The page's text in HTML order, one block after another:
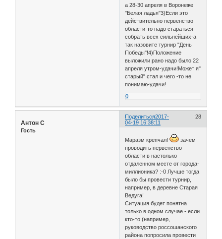
а 28-30 апреля в Воронеже
"Белая ладья"3)Если это
действительно первенство
области-то надо стараться
собрать всех сильнейших-а
так назовите турнир "День
Победы"!4)Положение
выложили рано надо было 22
апреля утром-удачи!Может я"
старый" стал и чего -то не
понимаю-удачи!
0
Поделиться 28
2017-
04-19 16:38:11
Антон С
Гость
Маразм крепчал!
зачем
проводить первенство
области в настолько
отдаленном месте от города-
миллионика? :-0 Лучше тогда
было бы провести турнир,
например, в деревне Старая
Ведуга!
Ситуация будет понятна
только в одном случае - если
кто-то (например,
руководство россошанского
района попросила провести